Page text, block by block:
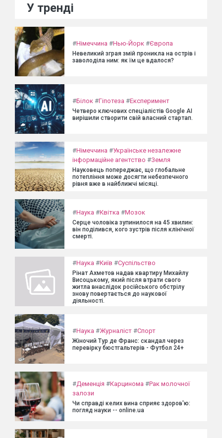
У тренді
#Німеччина #Нью-Йорк #Європа
Невеликий зграя змій проникла на острів і
заволоділа ним: як їм це вдалося?
#Білок #Гіпотеза #Експеримент
Четверо ключових спеціалістів Google AI
вирішили створити свій власний стартап.
#Німеччина #Українське незалежне
інформаційне агентство #Земля
Науковець попереджає, що глобальне
потепління може досягти небезпечного
рівня вже в найближчі місяці.
#Наука #Квітка #Мозок
Серце чоловіка зупинилося на 45 хвилин:
він поділився, кого зустрів після клінічної
смерті.
#Наука #Київ #Суспільство
Рінат Ахметов надав квартиру Михайлу
Висоцькому, який після втрати свого
житла внаслідок російського обстрілу
знову повертається до наукової
діяльності.
#Наука #Журналіст #Спорт
Жіночий Тур де Франс: скандал через
перевірку бюстгальтерів - Футбол 24+
#Деменція #Карцинома #Рак молочної
залози
Чи справді келих вина сприяє здоров'ю:
погляд науки -- online.ua